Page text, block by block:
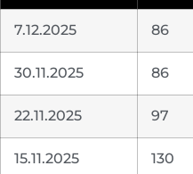
7.12.2025 86
30.11.2025 86
22.11.2025 97
15.11.2025 130